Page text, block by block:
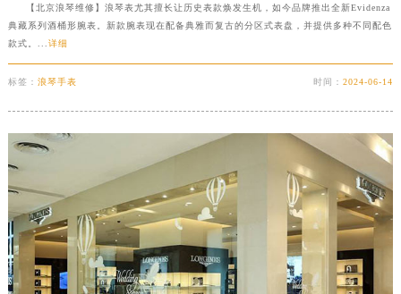
【北京浪琴维修】浪琴表尤其擅长让历史表款焕发生机，如今品牌推出全新Evidenza
典藏系列酒桶形腕表。新款腕表现在配备典雅而复古的分区式表盘，并提供多种不同配色
款式。...详细
标签： 浪琴手表 时间：2024-06-14